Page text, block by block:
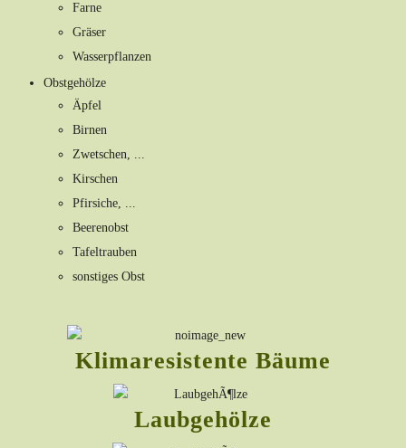
Farne
Gräser
Wasserpflanzen
Obstgehölze
Äpfel
Birnen
Zwetschen, ...
Kirschen
Pfirsiche, ...
Beerenobst
Tafeltrauben
sonstiges Obst
Klimaresistente Bäume
Laubgehölze